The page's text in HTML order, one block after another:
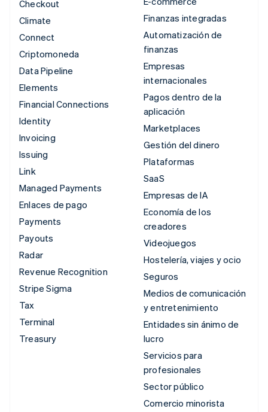
Checkout
Climate
Connect
Criptomoneda
Data Pipeline
Elements
Financial Connections
Identity
Invoicing
Issuing
Link
Managed Payments
Enlaces de pago
Payments
Payouts
Radar
Revenue Recognition
Stripe Sigma
Tax
Terminal
Treasury
Finanzas integradas
Automatización de
finanzas
Empresas
internacionales
Pagos dentro de la
aplicación
Marketplaces
Gestión del dinero
Plataformas
SaaS
Empresas de IA
Economía de los
creadores
Videojuegos
Hostelería, viajes y ocio
Seguros
Medios de comunicación
y entretenimiento
Entidades sin ánimo de
lucro
Servicios para
profesionales
Sector público
Comercio minorista